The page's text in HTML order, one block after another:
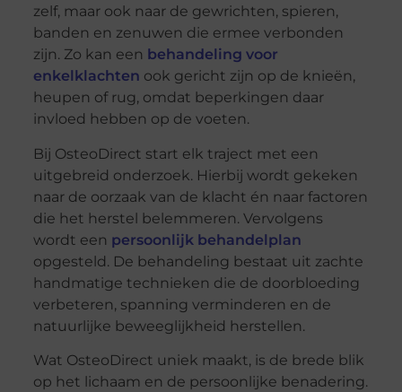
zelf, maar ook naar de gewrichten, spieren,
banden en zenuwen die ermee verbonden
zijn. Zo kan een behandeling voor
enkelklachten ook gericht zijn op de knieën,
heupen of rug, omdat beperkingen daar
invloed hebben op de voeten.
Bij OsteoDirect start elk traject met een
uitgebreid onderzoek. Hierbij wordt gekeken
naar de oorzaak van de klacht én naar factoren
die het herstel belemmeren. Vervolgens
wordt een persoonlijk behandelplan
opgesteld. De behandeling bestaat uit zachte
handmatige technieken die de doorbloeding
verbeteren, spanning verminderen en de
natuurlijke beweeglijkheid herstellen.
Wat OsteoDirect uniek maakt, is de brede blik
op het lichaam en de persoonlijke benadering.